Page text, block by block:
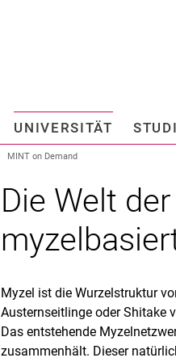
UNIVERSITÄT
MINT on Demand
Die Welt
Myzel ist die Wurzelstruktur
Austernseitlinge oder Shitake
Das entstehende
zusammenhält. Dieser